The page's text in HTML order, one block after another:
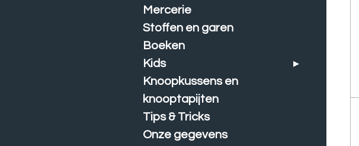
Mercerie
Stoffen en garen
Boeken
Kids
Knoopkussens en
knooptapijten
Tips & Tricks
Onze gegevens